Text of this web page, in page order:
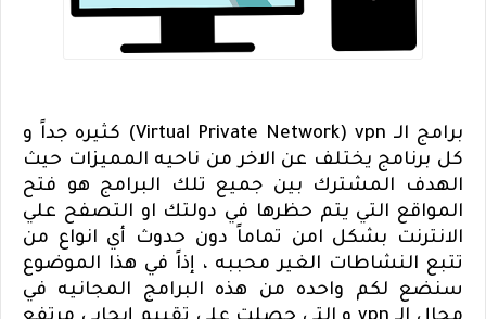
برامج الـ vpn
(
Virtual Private Network) كثيره جداً و
كل برنامج يختلف عن الاخر من ناحيه المميزات حيث
الهدف المشترك بين جميع تلك البرامج هو فتح
المواقع التي يتم حظرها في دولتك او التصفح علي
الانترنت بشكل امن تماماً دون حدوث أي انواع من
تتبع النشاطات الغير محببه ، إذاً في هذا الموضوع
سنضع لكم واحده من هذه البرامج المجانيه في